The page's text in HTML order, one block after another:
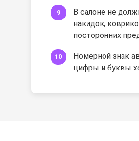
В салоне не
накидок,
посторонних
Номерной знак
цифры и буквы